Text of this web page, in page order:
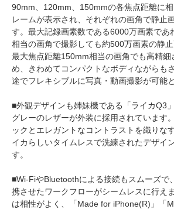
90mm、120mm、150mmの各焦点距離に
レームが表示され、それぞれの画角で静止
す。最大記録画素数である6000万画素であ
相当の画角で撮影しても約500万画素の静止
最大焦点距離150mm相当の画角でも高精細
め、きわめてコンパクトなボディながらも
途でフレキシブルに写真・動画撮影が可能
■外観デザインも姉妹機である「ライカQ3
グレーのレザーが外装に採用されています
ックとエレガントなコントラストを織りな
イカらしいタイムレスで洗練されたデザイ
す。
■Wi-FiやBluetoothによる接続もスムーズで
携させたワークフローがシームレスに行え
は相性がよく、「Made for iPhone(R)」「